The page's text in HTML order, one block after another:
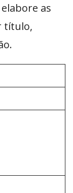
as
título,